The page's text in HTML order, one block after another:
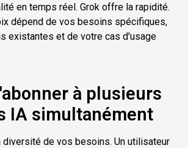
en temps réel. Grok offre la rapidité.
dépend de vos besoins spécifiques,
existantes et de votre cas d'usage
à plusieurs
IA simultanément
diversité de vos besoins. Un utilisateur